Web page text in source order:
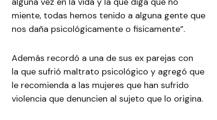
miente, todas hemos tenido a alguna gente que
nos daña psicológicamente o fisicamente”.
Además recordó a una de sus ex parejas con
la que sufrió maltrato psicológico y agregó que
le recomienda a las mujeres que han sufrido
violencia que denuncien al sujeto que lo origina.